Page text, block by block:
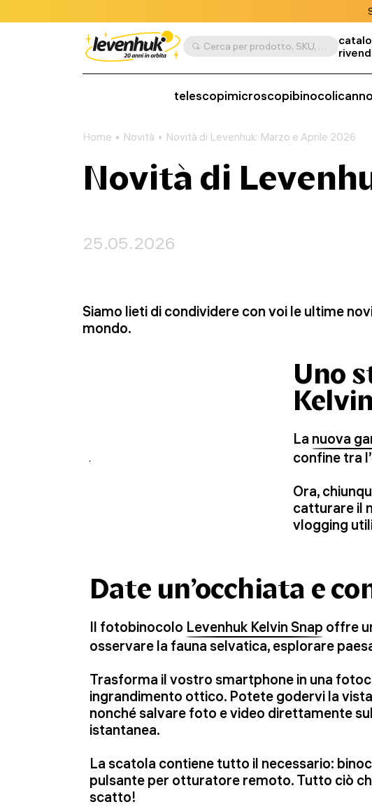
Cerca per prodotto, SKU, categoria, ecc.
telescopimicroscopibinocoli
Home Novità Novità di Levenhuk: Marzo e Aprile 2026
Novità di
25.05.2026
Siamo lieti di condividere con voi le ultime
mondo.
Uno
Kelvin
La nuova
confine tra
Ora,
catturare il
vlogging
Date un’occhiata e
Il fotobinocolo Levenhuk Kelvin Snap offre
osservare la fauna selvatica, esplorare
Trasforma il vostro smartphone in una
ingrandimento ottico. Potete godervi la
nonché salvare foto e video direttamente
istantanea.
La scatola contiene tutto il necessario:
pulsante per otturatore remoto. Tutto ciò
scatto!